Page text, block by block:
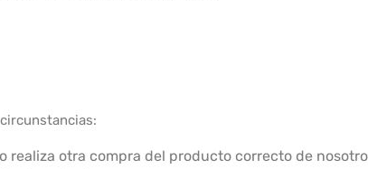
otra compra del producto correcto de